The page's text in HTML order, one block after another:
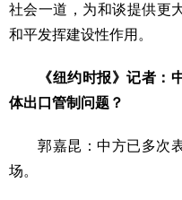
社会一道，为和谈提供更
和平发挥建设性作用。
《纽约时报》记者：
体出口管制问题？
郭嘉昆：中方已多次
场。